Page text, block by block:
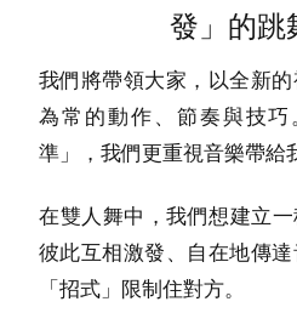
發」的跳
我們將帶領大家，以全新
為常的動作、節奏與技
準」，我們更重視音樂帶給
在雙人舞中，我們想建立
彼此互相激發、自在地傳
「招式」 限制住對方。